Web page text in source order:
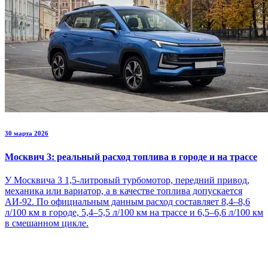
30 марта 2026
Москвич 3: реальный расход топлива в городе и на трассе
У Москвича 3 1,5-литровый турбомотор, передний привод,
механика или вариатор, а в качестве топлива допускается
АИ-92. По официальным данным расход составляет 8,4–8,6
л/100 км в городе, 5,4–5,5 л/100 км на трассе и 6,5–6,6 л/100 км
в смешанном цикле.